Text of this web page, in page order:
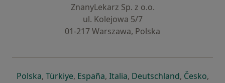
ZnanyLekarz Sp. z o.o.
ul. Kolejowa 5/7
01-217 Warszawa, Polska
Polskase otevře v nové záložce
, Türkiyese otevře v nové záložce
, Españase otevře v nové záložce
, Italiase otevře v nové záložce
, Deutschlandse otevře v
, Českose
,